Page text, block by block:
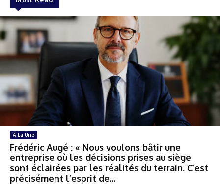
A La Une
Frédéric Augé : « Nous voulons bâtir une
entreprise où les décisions prises au siège
sont éclairées par les réalités du terrain. C’est
précisément l’esprit de...